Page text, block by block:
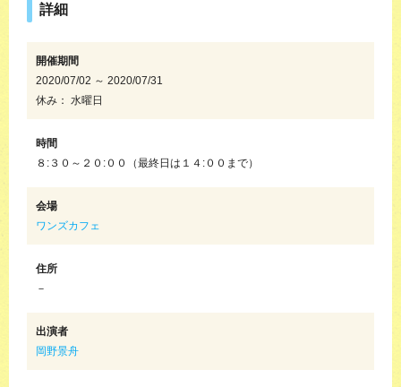
詳細
開催期間
2020/07/02 ～ 2020/07/31
休み： 水曜日
時間
８:３０～２０:００（最終日は１４:００まで）
会場
ワンズカフェ
住所
－
出演者
岡野景舟